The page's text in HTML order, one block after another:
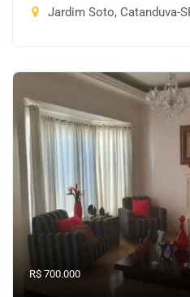
Jardim Soto, Catanduva-
R$ 700.000